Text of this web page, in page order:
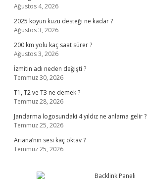
Ağustos 4, 2026
2025 koyun kuzu desteği ne kadar ?
Ağustos 3, 2026
200 km yolu kaç saat sürer ?
Ağustos 3, 2026
İzmitin adı neden değişti ?
Temmuz 30, 2026
T1, T2 ve T3 ne demek ?
Temmuz 28, 2026
Jandarma logosundaki 4 yıldız ne anlama gelir ?
Temmuz 25, 2026
Ariana’nın sesi kaç oktav ?
Temmuz 25, 2026